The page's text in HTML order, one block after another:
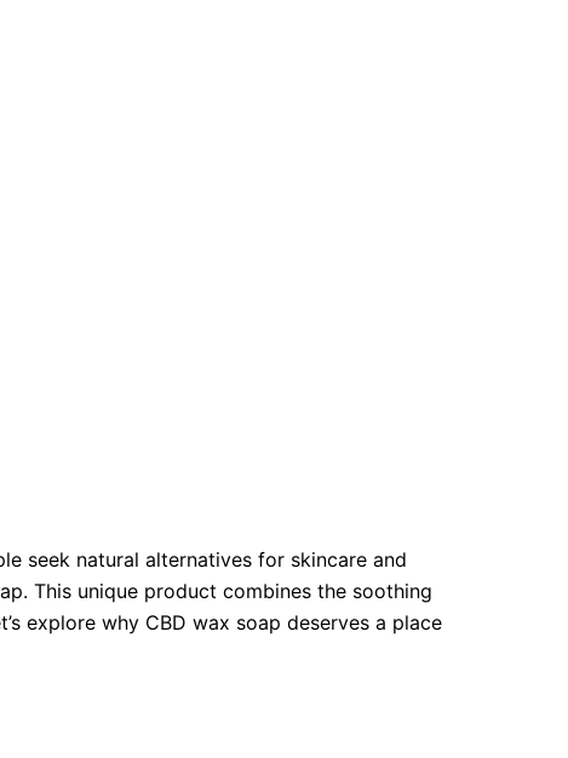
seek natural alternatives for skincare and
This unique product combines the soothing
explore why CBD wax soap deserves a place